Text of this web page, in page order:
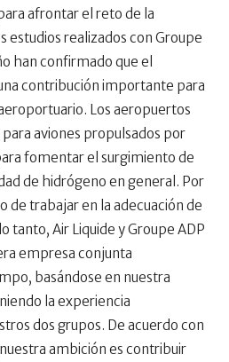
afrontar el reto de la
estudios realizados con Groupe
han confirmado que el
contribución importante para
Los aeropuertos
aviones propulsados ​​por
fomentar el surgimiento de
de hidrógeno en general. Por
de trabajar en la adecuación de
tanto, Air Liquide y Groupe ADP
empresa conjunta
basándose en nuestra
la experiencia
dos grupos. De acuerdo con
ambición es contribuir